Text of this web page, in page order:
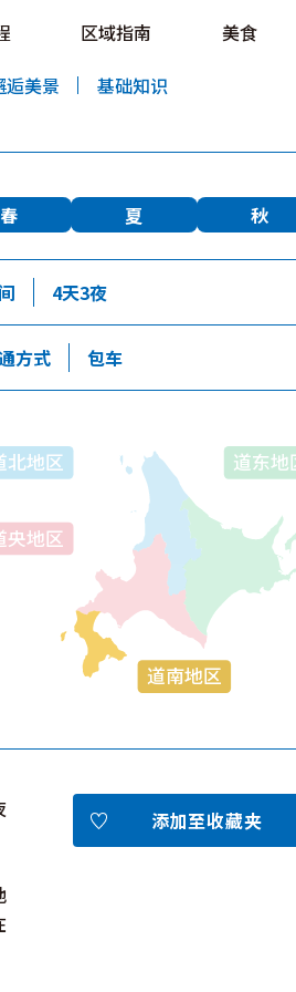
区域指南 美食
逅美景
基础知识
YouTu Instag
春 夏 秋
4天3夜
方式 包车
添加至收藏夹